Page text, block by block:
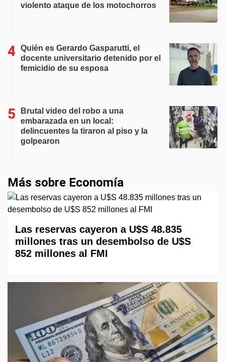
violento ataque de los motochorros
Quién es Gerardo Gasparutti, el
docente universitario detenido por el
femicidio de su esposa
Brutal video del robo a una
embarazada en un local:
delincuentes la tiraron al piso y la
golpearon
Más sobre Economía
Las reservas cayeron a U$S 48.835
millones tras un desembolso de U$S
852 millones al FMI